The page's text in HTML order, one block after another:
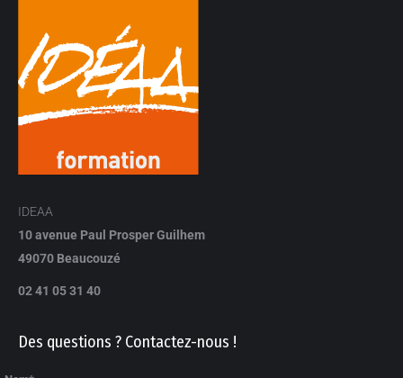
IDEAA
10 avenue Paul Prosper Guilhem
49070 Beaucouzé
02 41 05 31 40
Des questions ? Contactez-nous !